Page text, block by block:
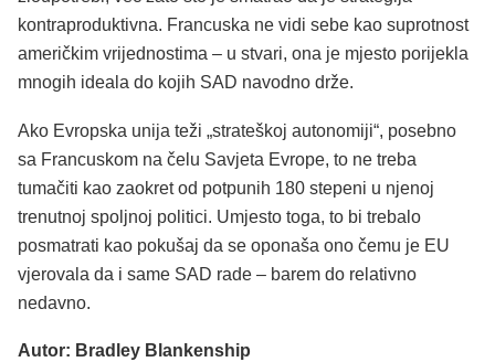
kontraproduktivna. Francuska ne vidi sebe kao suprotnost
američkim vrijednostima – u stvari, ona je mjesto porijekla
mnogih ideala do kojih SAD navodno drže.
Ako Evropska unija teži „strateškoj autonomiji“, posebno
sa Francuskom na čelu Savjeta Evrope, to ne treba
tumačiti kao zaokret od potpunih 180 stepeni u njenoj
trenutnoj spoljnoj politici. Umjesto toga, to bi trebalo
posmatrati kao pokušaj da se oponaša ono čemu je EU
vjerovala da i same SAD rade – barem do relativno
nedavno.
Autor: Bradley Blankenship